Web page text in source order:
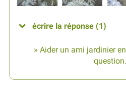
écrire la réponse (1)
» Aider un ami jardinier